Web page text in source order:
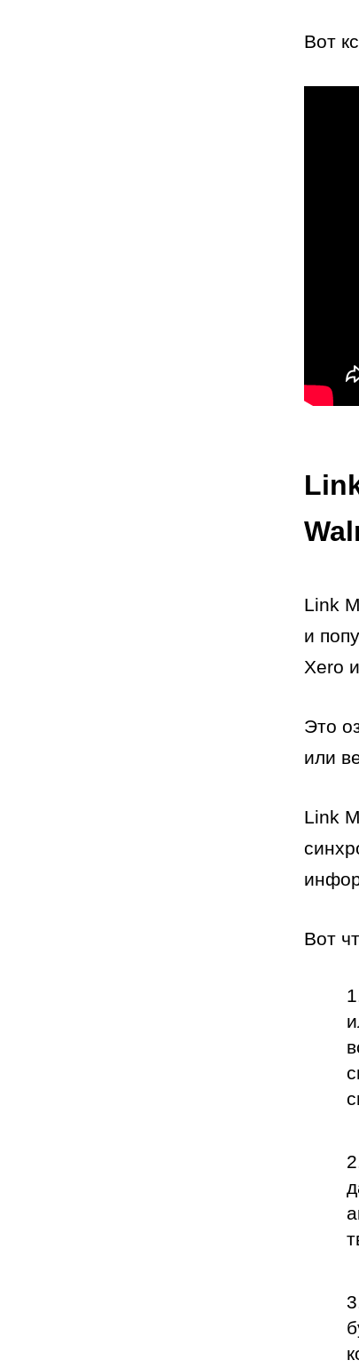
Вот
Link
и
Xero
Это
или
Link
Вот